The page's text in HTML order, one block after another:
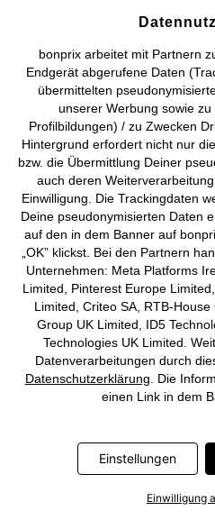
Pyjama aus Bio-Baumwolle mit
kurzen Ärmeln
CHF 26,95
bonprix arbeitet mit Partnern
Endgerät abgerufene Daten
übermittelten
unserer Werbung sowie zu
Profilbildungen) / zu Zwecken
Hintergrund erfordert nicht nur
bzw. die Übermittlung Deiner
auch deren
Einwilligung. Die Trackingdaten
Deine pseudonymisierten Daten
auf den in dem Banner auf
„OK” klickst. Bei den Partnern
Unternehmen: Meta Platforms
Limited, Pinterest Europe
Limited, Criteo SA, RTB-
Group UK Limited, ID5
Technologies UK Limited.
Datenverarbeitungen durch
Datenschutzerklärung . Die
einen Link in dem
Einstellungen
Einwilligung